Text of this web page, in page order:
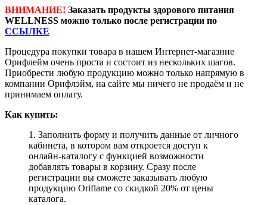
ВНИМАНИЕ! Заказать продукты здорового питания
WELLNESS можно только после регистрации по
ССЫЛКЕ
Процедура покупки товара в нашем Интернет-магазине
Орифлейм очень проста и состоит из нескольких шагов.
Приобрести любую продукцию можно только напрямую в
компании Орифлэйм, на сайте мы ничего не продаём и не
принимаем оплату.
Как купить:
1. Заполнить форму и получить данные от личного
кабинета, в котором вам откроется доступ к
онлайн-каталогу с функцией возможности
добавлять товары в корзину. Сразу после
регистрации вы сможете заказывать любую
продукцию Oriflame со скидкой 20% от цены
каталога.